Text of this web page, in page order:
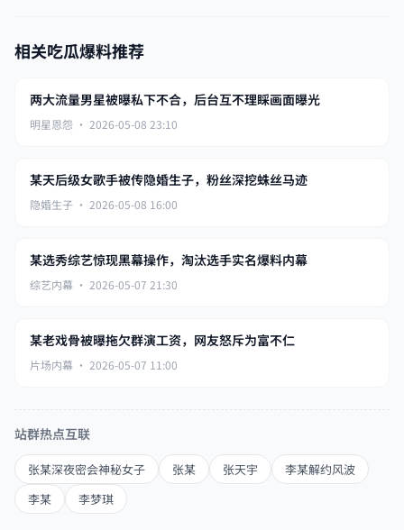
相关吃瓜爆料推荐
两大流量男星被曝私下不合，后台互不理睬画面曝光
明星恩怨 · 2026-05-08 23:10
某天后级女歌手被传隐婚生子，粉丝深挖蛛丝马迹
隐婚生子 · 2026-05-08 16:00
某选秀综艺惊现黑幕操作，淘汰选手实名爆料内幕
综艺内幕 · 2026-05-07 21:30
某老戏骨被曝拖欠群演工资，网友怒斥为富不仁
片场内幕 · 2026-05-07 11:00
站群热点互联
张某深夜密会神秘女子 张某 张天宇
李某解约风波
李某
李梦琪